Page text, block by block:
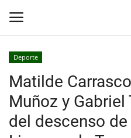
Inicio
Crónica
Deporte
Matilde
Muñoz y
del descenso